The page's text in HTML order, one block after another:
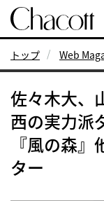
トップ Web
佐々木大、
西の実力派
『風の森
ター